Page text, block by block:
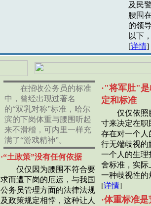
及民
腰围
的领
以下
[详情]
在招收公务员的标准
中，曾经出现过著名
的“双乳对称”标准，哈尔
滨的下岗体重与腰围听起
来不滑稽，可内里一样充
满了“游戏精神”。
·“土政策”没有任何依据
仅仅因为腰围不符合要
求而遭下岗的厄运，与我国
公务员管理方面的法律法规
及政策规定相悖，这种让人
·"将军肚"是
定和标准
仅仅依照
寸来决定在职
存在对一个人
行无端歧视的
一个人的生理
舍标准，实际
一种歧视性的
[详情]
·体重标准